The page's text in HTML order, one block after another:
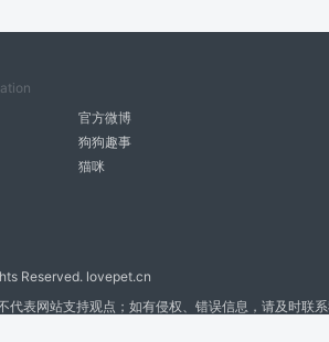
官方微博
狗狗趣事
猫咪
Reserved. lovepet.cn
表网站支持观点；如有侵权、错误信息，请及时联系